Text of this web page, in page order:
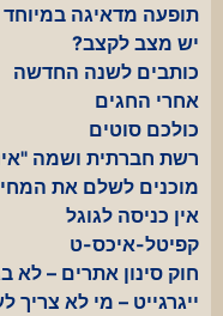
תופעה מדאיגה במיוחד
יש מצב לקצב?
כותבים לשנה החדשה
אחרי החגים
כולכם סוטים
רשת חברתית ושמה
מוכנים לשלם את
אין כניסה לגוגל
קפיטל-איכס-ט
חוק סינון אתרים – לא
ייגרגייט – מי לא צריך